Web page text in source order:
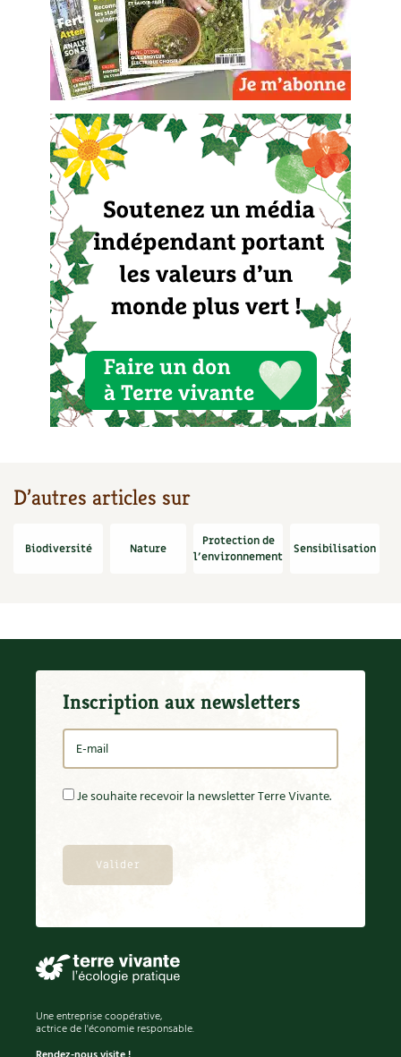
D’autres articles sur
Biodiversité Nature
Protection de
l'environnement
Sensibilisation
Inscription aux newsletters
Je souhaite recevoir la newsletter Terre Vivante.
Une entreprise coopérative,
actrice de l'économie responsable.